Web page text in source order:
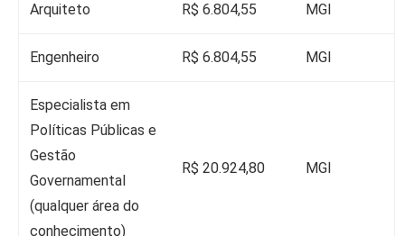
Arquiteto R$ 6.804,55 MGI
Engenheiro R$ 6.804,55 MGI
Especialista em
Políticas Públicas e
Gestão
Governamental
(qualquer área do
conhecimento)
R$ 20.924,80 MGI